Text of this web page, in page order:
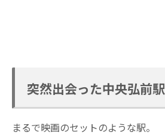
突然出会った中央弘前駅
まるで映画のセットのような駅。